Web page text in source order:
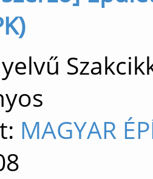
MAGYAR